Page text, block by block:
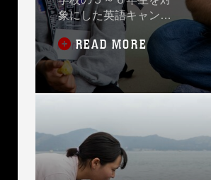
象にした英語キャンプ
が名護青少年の家で行
われ、約40人の児童と
英語体験学習をサポー
トするために基地司令
官や海兵隊員とその家
100人近くのにぎやか
な日米交流イベントに
なりました。
READ MORE